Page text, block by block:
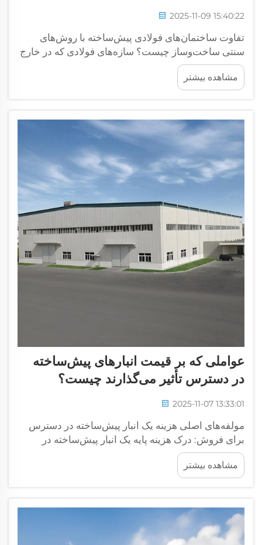
2025-11-09 15:40:22
تفاوت ساختمان‌های فولادی پیش‌ساخته با روش‌های
سنتی ساخت‌وساز چیست؟ سازه‌های فولادی که در خارج
از محل احداث ساخته می‌شوند می‌توانند واقعاً سرعت
داخل کارخانه‌ها انجام می‌شود نه در محل ساخت‌وساز که
مشاهده بیشتر
عواملی که بر قیمت انبارهای پیش‌ساخته
در دسترس تأثیر می‌گذارند چیست؟
2025-11-07 13:33:01
مولفه‌های اصلی هزینه یک انبار پیش‌ساخته در دسترس
برای فروش: درک هزینه پایه یک انبار پیش‌ساخته در
دسترس برای فروش. قیمت‌گذاری انبارهای پیش‌ساخته با
عناصر سازه‌ای شروع می‌شود: طراحی‌های استاندارد
مشاهده بیشتر